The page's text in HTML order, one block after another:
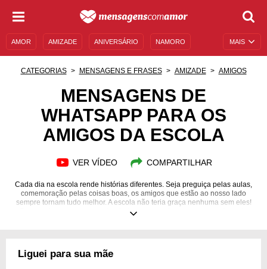
MAIS
AMOR AMIZADE ANIVERSÁRIO NAMORO
MENSAGENS E FRASES MENSAGENS DE ANIVERSÁRIO
ENTRETENIMENTO FAMOSOS BÍBLIA
CATEGORIAS MENSAGENS E FRASES AMIZADE AMIGOS
MENSAGENS DE
WHATSAPP PARA OS
AMIGOS DA ESCOLA
VER VÍDEO COMPARTILHAR
Cada dia na escola rende histórias diferentes. Seja preguiça pelas aulas,
comemoração pelas coisas boas, os amigos que estão ao nosso lado
sempre tornam tudo melhor. A escola não teria graça nenhuma sem eles!
Para enviar mensagens sobre todos os assuntos para seus amigos da
Liguei para sua mãe